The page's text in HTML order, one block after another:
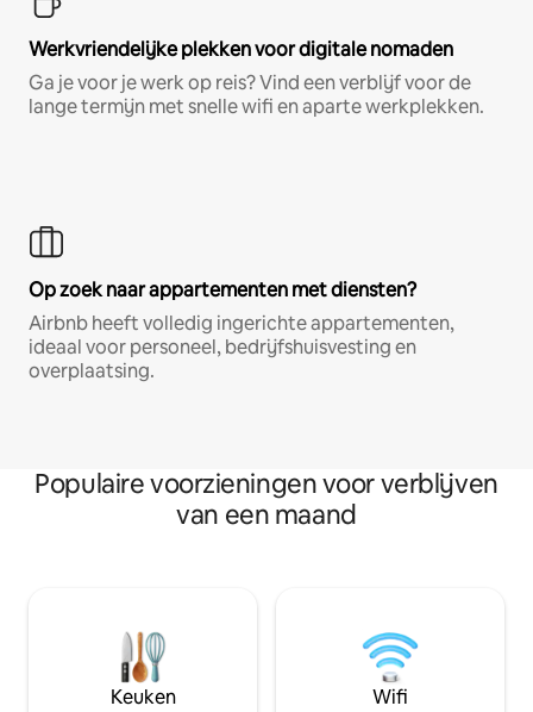
Werkvriendelijke plekken voor digitale nomaden
Ga je voor je werk op reis? Vind een verblijf voor de
lange termijn met snelle wifi en aparte werkplekken.
Op zoek naar appartementen met diensten?
Airbnb heeft volledig ingerichte appartementen,
ideaal voor personeel, bedrijfshuisvesting en
overplaatsing.
Populaire voorzieningen voor verblijven
van een maand
Keuken Wifi